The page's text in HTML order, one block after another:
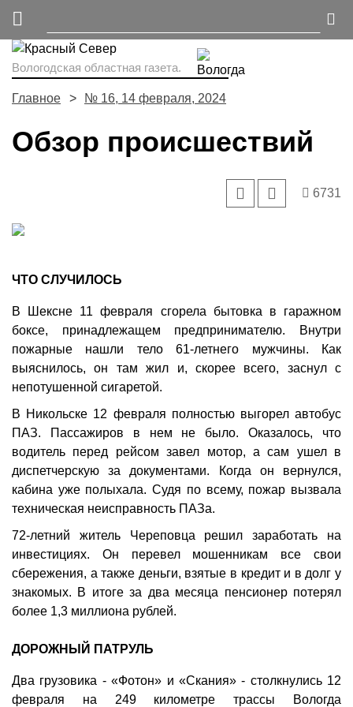
Вологодская областная газета.
Главное № 16, 14 февраля, 2024
Обзор происшествий
6731
ЧТО СЛУЧИЛОСЬ
В Шексне 11 февраля сгорела бытовка в гаражном
боксе, принадлежащем предпринимателю. Внутри
пожарные нашли тело 61-летнего мужчины. Как
выяснилось, он там жил и, скорее всего, заснул с
непотушенной сигаретой.
В Никольске 12 февраля полностью выгорел автобус
ПАЗ. Пассажиров в нем не было. Оказалось, что
водитель перед рейсом завел мотор, а сам ушел в
диспетчерскую за документами. Когда он вернулся,
кабина уже полыхала. Судя по всему, пожар вызвала
техническая неисправность ПАЗа.
72-летний житель Череповца решил заработать на
инвестициях. Он перевел мошенникам все свои
сбережения, а также деньги, взятые в кредит и в долг у
знакомых. В итоге за два месяца пенсионер потерял
более 1,3 миллиона рублей.
ДОРОЖНЫЙ ПАТРУЛЬ
Два грузовика - «Фотон» и «Скания» - столкнулись 12
февраля на 249 километре трассы Вологда